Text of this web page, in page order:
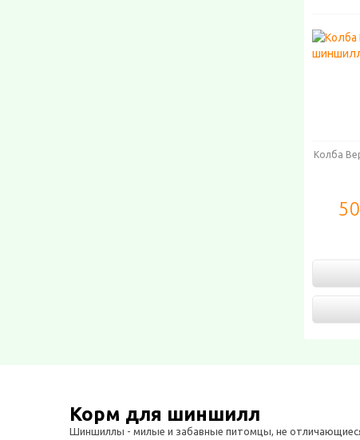
Колба
Корм для шиншилл
Шиншиллы - милые и забавные питомцы, не